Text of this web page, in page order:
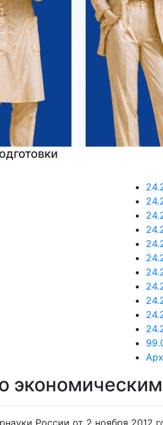
РФ
России от 2 ноября 2012